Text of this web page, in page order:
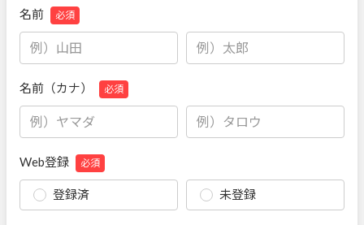
名前 必須
名前（カナ） 必須
Web登録 必須
登録済 未登録